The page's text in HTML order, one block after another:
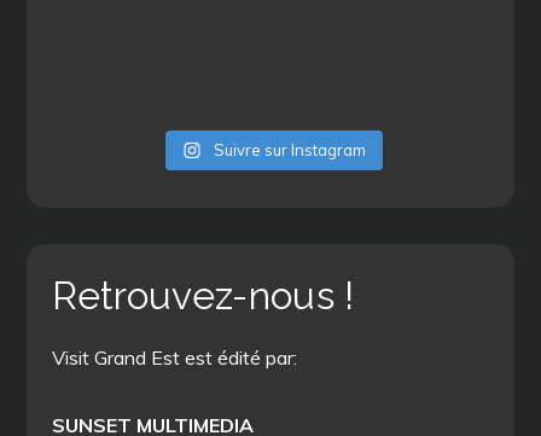
Suivre sur Instagram
Retrouvez-nous !
Visit Grand Est est édité par:
SUNSET MULTIMEDIA